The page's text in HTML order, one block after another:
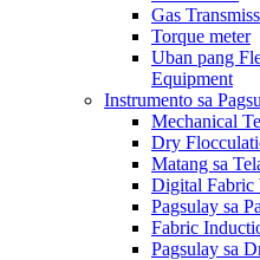
Gas
Torque meter
Uban pang
Equipment
Instrumento sa
Mechanical
Dry
Matang sa
Digital Fabric
Pagsulay sa
Fabric
Pagsulay sa